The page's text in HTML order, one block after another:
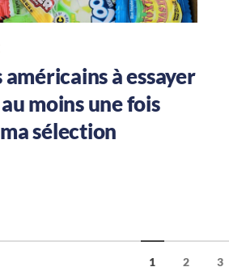
américains à essayer
moins une fois
sélection
1 2 3